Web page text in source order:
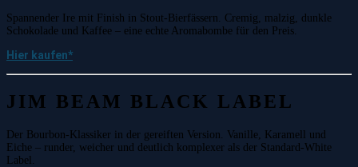
Spannender Ire mit Finish in Stout-Bierfässern. Cremig, malzig, dunkle
Schokolade und Kaffee – eine echte Aromabombe für den Preis.
Hier kaufen*
JIM BEAM BLACK LABEL
Der Bourbon-Klassiker in der gereiften Version. Vanille, Karamell und
Eiche – runder, weicher und deutlich komplexer als der Standard-White
Label.